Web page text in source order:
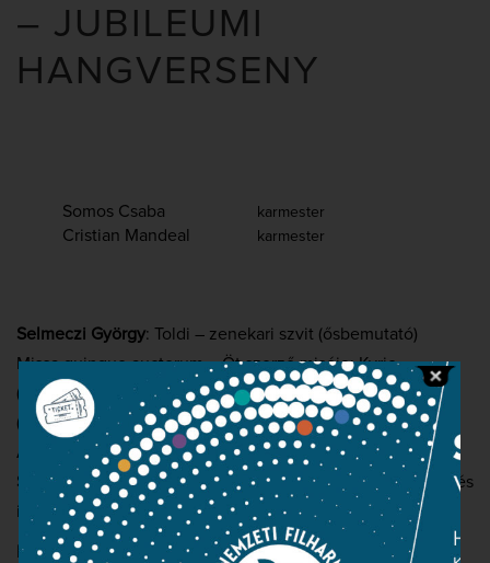
– JUBILEUMI
HANGVERSENY
Somos Csaba karmester
Cristian Mandeal karmester
Selmeczi György: Toldi – zenekari szvit (ősbemutató)
Missa quinque auctorum – Öt szerző miséje: Kyrie
(Csemiczky Miklós), Gloria (Gyöngyösi Levente), Credo
(Selmeczi György), Sanctus-Benedictus (Vajda János),
Agnus Dei (Orbán György)
Selmeczi György: Songs of Love and Mercy – A szerelem és
irgalom dalai
Kele Brigitta szoprán